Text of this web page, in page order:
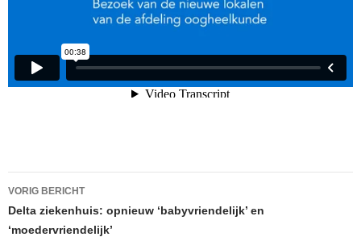
Berichtnavigatie
VORIG BERICHT
Delta ziekenhuis: opnieuw ‘babyvriendelijk’ en
‘moedervriendelijk’